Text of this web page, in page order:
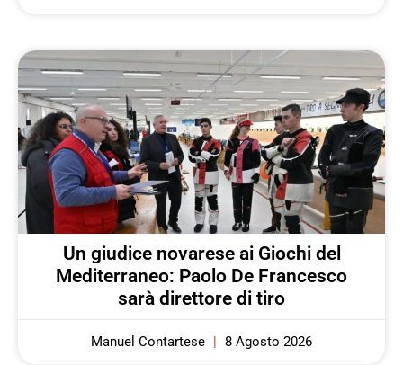
Un giudice novarese ai Giochi del
Mediterraneo: Paolo De Francesco
sarà direttore di tiro
Manuel Contartese 8 Agosto 2026